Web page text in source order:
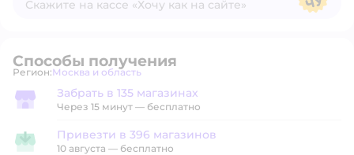
Скажите на кассе «Хочу как на сайте»
Способы получения
Регион: Выбор адреса доставки.
Москва и область
Забрать в магазине
Забрать в 135 магазинах
Через 15 минут — бесплатно
Привезти в магазин
Привезти в 396 магазинов
10 августа — бесплатно